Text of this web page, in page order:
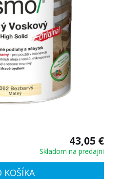
43,05 €
Skladom na predajni
KOŠÍKA